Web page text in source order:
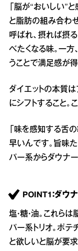
「脳が“おいしい”
と脂肪の組み合わ
呼ばれ、摂れば摂
べたくなる味。一方
うことで満足感が得
ダイエットの本質
にシフトすること。
「味を感知する舌
早いんです。旨味
パー系からダウナ
POINT1：ダウ
塩・糖・油。これら
パー系トリオ。ポテ
と欲しいと脳が要求